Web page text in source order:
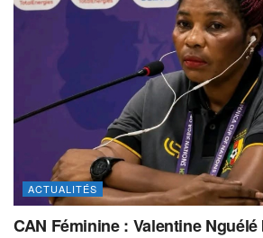
ACTUALITÉS
CAN Féminine : Valentine